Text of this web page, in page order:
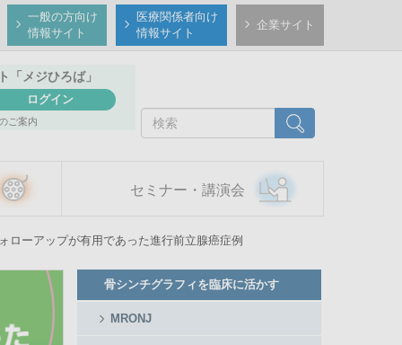
一般の方向け
情報サイト
医療関係者向け
情報サイト
企業サイト
「メジひろば」
ログイン
ご案内
索
検索
セミナー・講演会
ローアップが有用であった進行前立腺癌症例
Member
Side
Menu
骨シンチグラフィを臨床に活かす
MRONJ